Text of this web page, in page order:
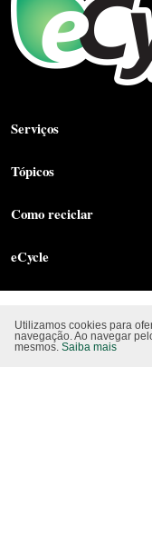
Serviços
Tópicos
Como reciclar
eCycle
Siga-nos nas rede sociais
Utilizamos cookies para
navegação. Ao navegar
mesmos. Saiba mais